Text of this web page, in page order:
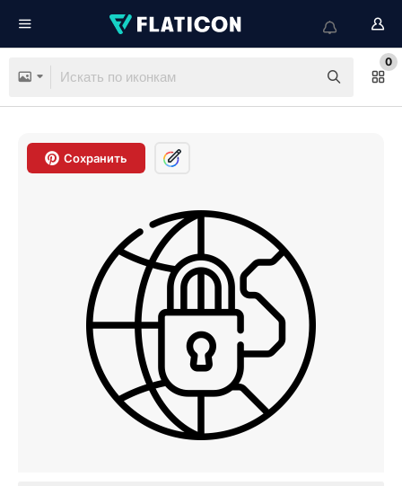
0
Сохранить